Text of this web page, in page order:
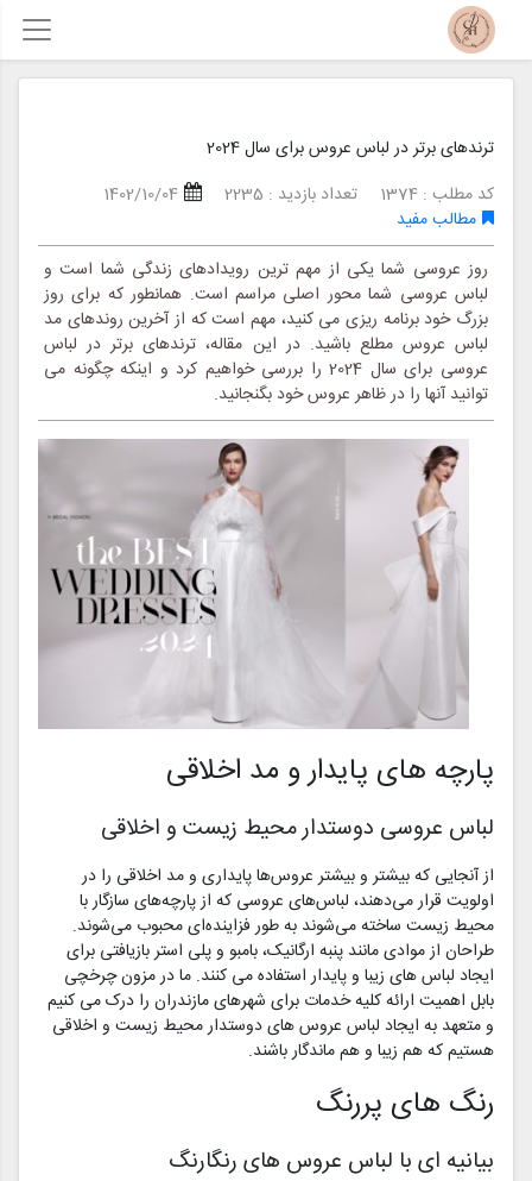
ترندهای برتر در لباس عروس برای سال 2024
کد مطلب : 1374
تعداد بازدید : 2235
1402/10/04
مطالب مفید
روز عروسی شما یکی از مهم ترین رویدادهای زندگی شما است و
لباس عروسی شما محور اصلی مراسم است. همانطور که برای روز
بزرگ خود برنامه ریزی می کنید، مهم است که از آخرین روندهای مد
لباس عروس مطلع باشید. در این مقاله، ترندهای برتر در لباس
عروسی برای سال 2024 را بررسی خواهیم کرد و اینکه چگونه می
توانید آنها را در ظاهر عروس خود بگنجانید.
پارچه های پایدار و مد اخلاقی
لباس عروسی دوستدار محیط زیست و اخلاقی
از آنجایی که بیشتر و بیشتر عروس‌ها پایداری و مد اخلاقی را در
اولویت قرار می‌دهند، لباس‌های عروسی که از پارچه‌های سازگار با
محیط زیست ساخته می‌شوند به طور فزاینده‌ای محبوب می‌شوند.
طراحان از موادی مانند پنبه ارگانیک، بامبو و پلی استر بازیافتی برای
ایجاد لباس های زیبا و پایدار استفاده می کنند. ما در مزون چرخچی
بابل اهمیت ارائه کلیه خدمات برای شهرهای مازندران را درک می کنیم
و متعهد به ایجاد لباس عروس های دوستدار محیط زیست و اخلاقی
هستیم که هم زیبا و هم ماندگار باشند.
رنگ های پررنگ
بیانیه ای با لباس عروس های رنگارنگ